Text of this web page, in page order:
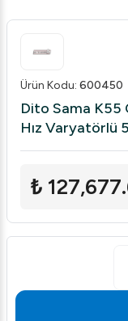
Ürün Kodu: 600450
Dito Sama
Hız Varyatörlü
₺